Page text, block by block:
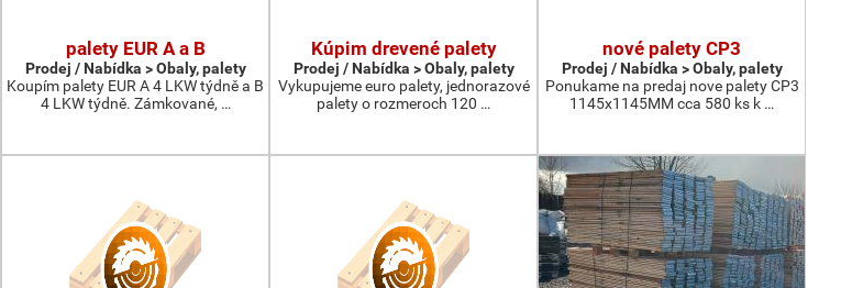
palety EUR A a B
Prodej / Nabídka > Obaly, palety
Koupím palety EUR A 4 LKW týdně a B
4 LKW týdně. Zámkované, …
Kúpim drevené palety
Prodej / Nabídka > Obaly, palety
Vykupujeme euro palety, jednorazové
palety o rozmeroch 120 …
nové palety CP3
Prodej / Nabídka > Obaly, palety
Ponukame na predaj nove palety CP3
1145x1145MM cca 580 ks k …